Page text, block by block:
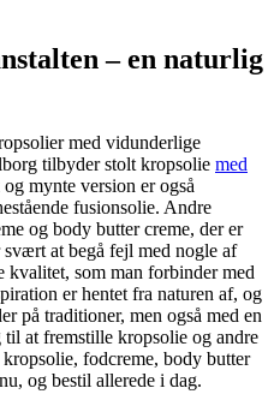
– en naturlig
med vidunderlige
tilbyder stolt kropsolie med
mynte version er også
fusionsolie. Andre
og body butter creme, der er
at begå fejl med nogle af
kvalitet, som man forbinder med
er hentet fra naturen af, og
på traditioner, men også med en
at fremstille kropsolie og andre
fodcreme, body butter
og bestil allerede i dag.